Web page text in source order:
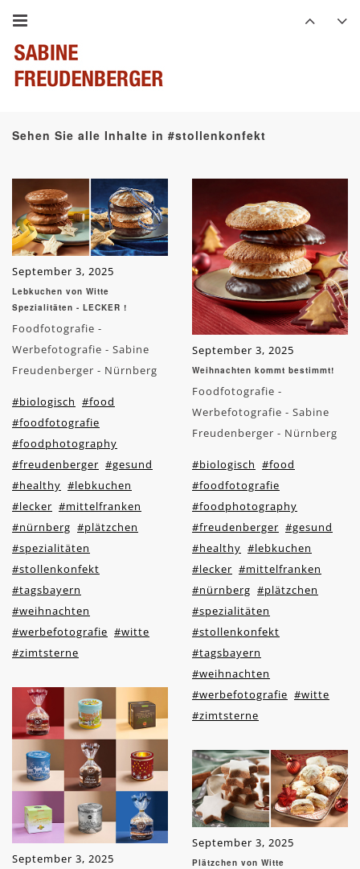
Sehen Sie alle Inhalte in #stollenkonfekt
September 3, 2025
Lebkuchen von Witte
Spezialitäten - LECKER !
Foodfotografie -
Werbefotografie - Sabine
Freudenberger - Nürnberg
#biologisch #food
#foodfotografie
#foodphotography
#freudenberger #gesund
#healthy #lebkuchen
#lecker #mittelfranken
#nürnberg #plätzchen
#spezialitäten
#stollenkonfekt
#tagsbayern
#weihnachten
#werbefotografie #witte
#zimtsterne
September 3, 2025
September 3, 2025
Weihnachten kommt bestimmt!
Foodfotografie -
Werbefotografie - Sabine
Freudenberger - Nürnberg
#biologisch #food
#foodfotografie
#foodphotography
#freudenberger #gesund
#healthy #lebkuchen
#lecker #mittelfranken
#nürnberg #plätzchen
#spezialitäten
#stollenkonfekt
#tagsbayern
#weihnachten
#werbefotografie #witte
#zimtsterne
September 3, 2025
Plätzchen von Witte